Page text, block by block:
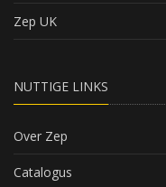
Zep UK
NUTTIGE LINKS
Over Zep
Catalogus